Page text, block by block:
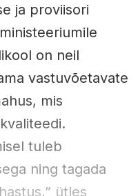
ja proviisori
on neil
vastuvõetavate
mis
tuleb
ning tagada
ütles